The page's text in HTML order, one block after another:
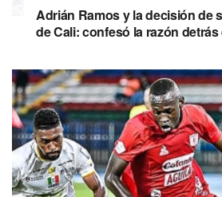
Adrián Ramos y la decisión de
de Cali: confesó la razón